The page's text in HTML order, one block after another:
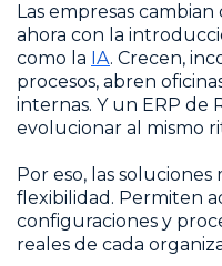
Las empresas
ahora con la
como la IA. Crecen,
procesos, abren
internas. Y un ERP de
evolucionar al mismo
Por eso, las
flexibilidad. Permiten
configuraciones y
reales de cada